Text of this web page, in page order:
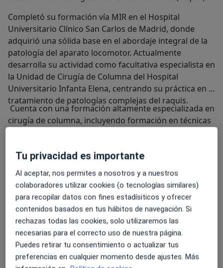
Completó su formación vía MIR en el Hospital
Universitario Clínico San Carlos de Madrid, donde
adquirió una sólida base en el abordaje integral de la
patología del aparato locomotor. Actualmente
desarrolla su actividad como facultativa especialista en
la Unidad de Cirugía de Columna del Hospital
Universitario Infanta Elena, centrando su práctica en el
tratamiento de patologías complejas del raquis.
Cuenta con una formación altamente especializada en
cirugía de columna, incluyendo formación en técnicas
and Traumatology (EBOT), que acredita su nivel
europeo en la especialidad.
A lo largo de su trayectoria ha participado activamente
en investigación clínica, con comunicaciones en
congresos nacionales e internacionales y
publicaciones científicas en revistas especializadas. Su
actividad combina la práctica clínica con la docencia
universitaria.
Tu privacidad es importante
Al aceptar, nos permites a nosotros y a nuestros
colaboradores utilizar cookies (o tecnologías similares)
para recopilar datos con fines estadísiticos y ofrecer
contenidos basados en tus hábitos de navegación. Si
rechazas todas las cookies, solo utilizaremos las
necesarias para el correcto uso de nuestra página.
Puedes retirar tu consentimiento o actualizar tus
preferencias en cualquier momento desde ajustes. Más